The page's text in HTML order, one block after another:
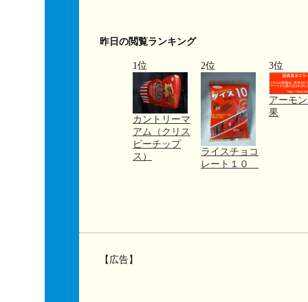
昨日の閲覧ランキング
1位
カントリーマ
アム（クリス
ピーチップ
ス）
2位
ライスチョコ
レート１０
3位
アーモ
果
【広告】